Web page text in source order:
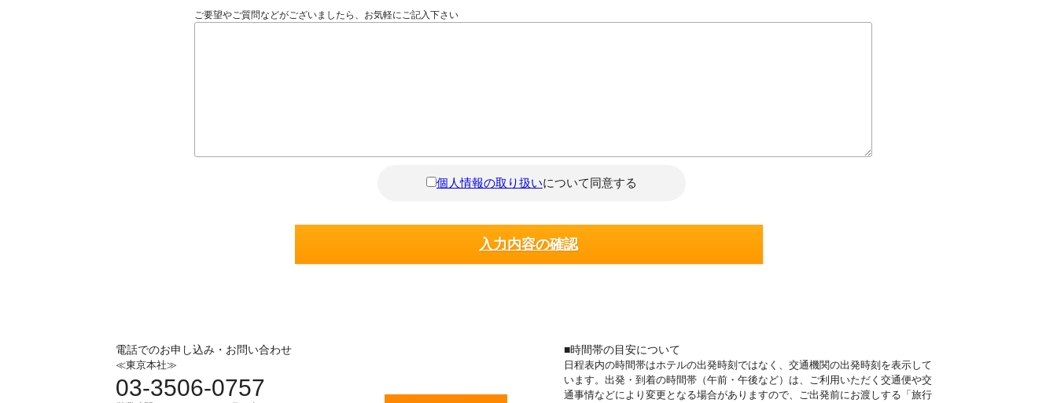
ご要望やご質問などがございましたら、お気軽にご記入下さい
個人情報の取り扱いについて同意する
電話でのお申し込み・お問い合わせ
≪東京本社≫
03-3506-0757
■時間帯の目安について
日程表内の時間帯はホテルの出発時刻ではなく、交通機関の出発時刻を表示して
います。出発・到着の時間帯（午前・午後など）は、ご利用いただく交通便や交
通事情などにより変更となる場合がありますので、ご出発前にお渡しする「旅行